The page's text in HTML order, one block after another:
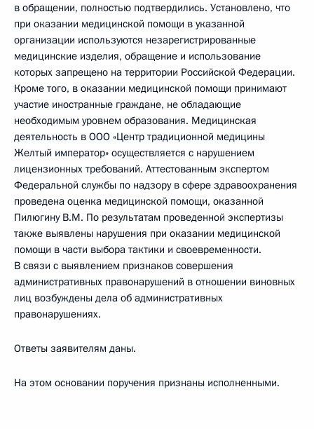
в обращении, полностью подтвердились. Установлено, что
при оказании медицинской помощи в указанной
организации используются незарегистрированные
медицинские изделия, обращение и использование
которых запрещено на территории Российской Федерации.
Кроме того, в оказании медицинской помощи принимают
участие иностранные граждане, не обладающие
необходимым уровнем образования. Медицинская
деятельность в ООО «Центр традиционной медицины
Желтый император» осуществляется с нарушением
лицензионных требований. Аттестованным экспертом
Федеральной службы по надзору в сфере здравоохранения
проведена оценка медицинской помощи, оказанной
Пилюгину В.М. По результатам проведенной экспертизы
также выявлены нарушения при оказании медицинской
помощи в части выбора тактики и своевременности.
В связи с выявлением признаков совершения
административных правонарушений в отношении виновных
лиц возбуждены дела об административных
правонарушениях.
Ответы заявителям даны.
На этом основании поручения признаны исполненными.